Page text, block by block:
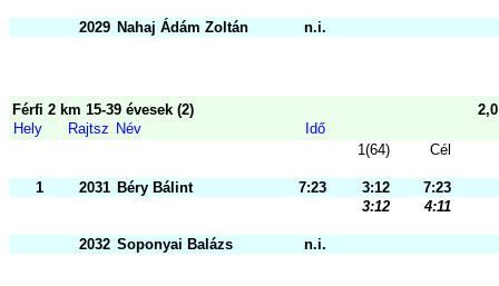
2029 Nahaj Ádám Zoltán n.i.
Férfi 2 km 15-39 évesek (2)
Hely
Rajtsz Név
Idő
1(64)
Cél
1 2031 Béry Bálint 7:23 3:12
7:23
3:12
4:11
2032 Soponyai Balázs n.i.